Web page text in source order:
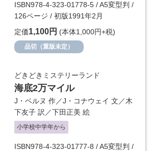
ISBN978-4-323-01778-5 / A5変型判 /
126ページ / 初版1991年2月
定価1,100円 (本体1,000円+税)
品切（重版未定）
どきどきミステリーランド
海底2万マイル
J・ベルヌ 作／J・コナウェイ 文／木
下友子 訳／下田正美 絵
小学校中学年から
ISBN978-4-323-01777-8 / A5変型判 /